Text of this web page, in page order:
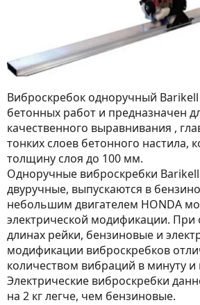
Виброскребок одноручный Barikell
бетонных работ и предназначен
качественного выравнивания ,
тонких слоев бетонного настила,
толщину слоя до 100 мм.
Одноручные виброскребки Barikell
двуручные, выпускаются в
небольшим двигателем HONDA
электрической модификации. При
длинах рейки, бензиновые и
модификации виброскребков
количеством вибраций в минуту и
Электрические виброскребки
на 2 кг легче, чем бензиновые.